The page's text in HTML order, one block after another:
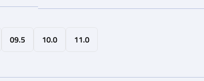
09.5 10.0 11.0